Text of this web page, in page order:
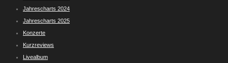
Jahrescharts 2024
Jahrescharts 2025
Konzerte
Kurzreviews
Livealbum